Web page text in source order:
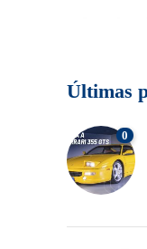
Últimas
0